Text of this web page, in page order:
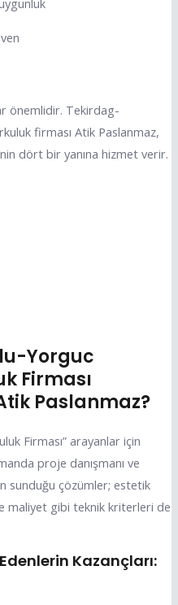
önemlidir. Tekirdag-
firması Atik Paslanmaz,
dört bir yanına hizmet verir.
Yorguc
Firması
Paslanmaz?
Firması” arayanlar için
proje danışmanı ve
sunduğu çözümler; estetik
maliyet gibi teknik kriterleri de
Kazançları: